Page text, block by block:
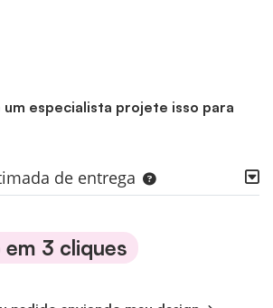
um especialista projete isso para
de entrega
3 cliques